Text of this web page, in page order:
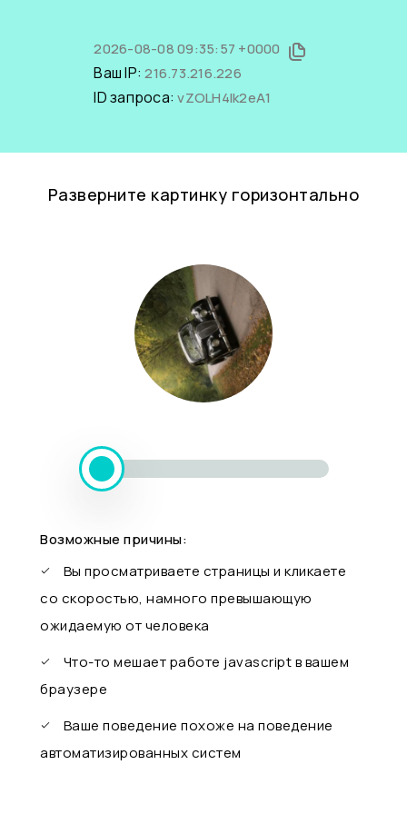
2026-08-08 09:35:57 +0000
Ваш IP:216.73.216.226
ID запроса:vZOLH4lk2eA1
Разверните картинку горизонтально
Возможные причины:
Вы просматриваете страницы и кликаете
со скоростью, намного превышающую
ожидаемую от человека
Что-то мешает работе javascript в вашем
браузере
Ваше поведение похоже на поведение
автоматизированных систем